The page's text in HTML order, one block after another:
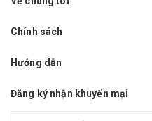
Chính sách
Hướng dẫn
Đăng ký nhận khuyến mại